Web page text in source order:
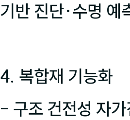
기반 진단·수명 예
4. 복합재 기능화
- 구조 건전성 자